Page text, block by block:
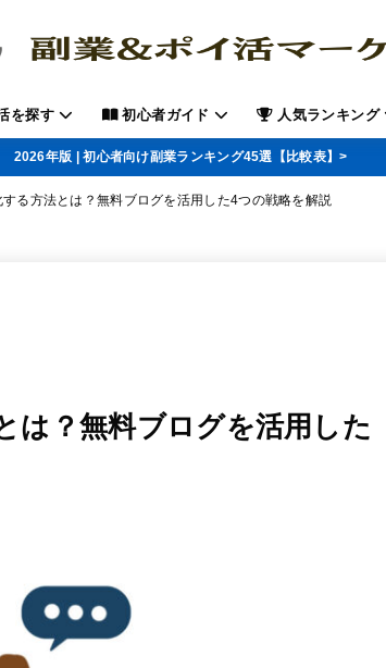
を探す 初心者ガイド 人気ランキング
2026年版 | 初心者向け副業ランキング45選【比較表】>
る方法とは？無料ブログを活用した4つの戦略を解説
は？無料ブログを活用した